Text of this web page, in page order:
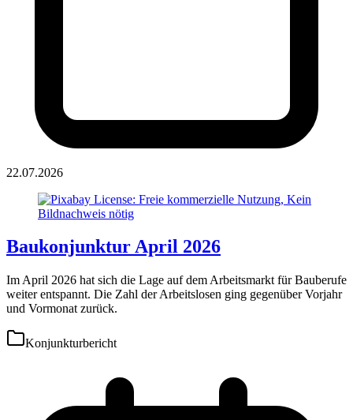
22.07.2026
Baukonjunktur April 2026
Im April 2026 hat sich die Lage auf dem Arbeitsmarkt für Bauberufe
weiter entspannt. Die Zahl der Arbeitslosen ging gegenüber Vorjahr
und Vormonat zurück.
Konjunkturbericht